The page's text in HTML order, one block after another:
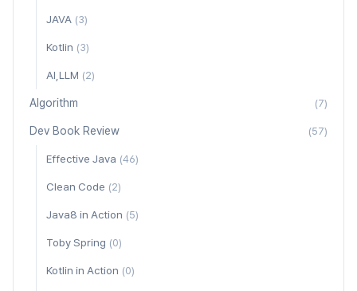
JAVA (3)
Kotlin (3)
AI,LLM (2)
Algorithm (7)
Dev Book Review (57)
Effective Java (46)
Clean Code (2)
Java8 in Action (5)
Toby Spring (0)
Kotlin in Action (0)